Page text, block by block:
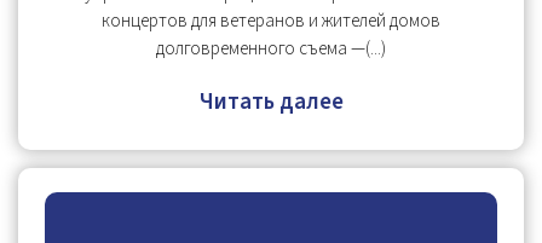
концертов для ветеранов и жителей домов
долговременного съема —(...)
Читать далее